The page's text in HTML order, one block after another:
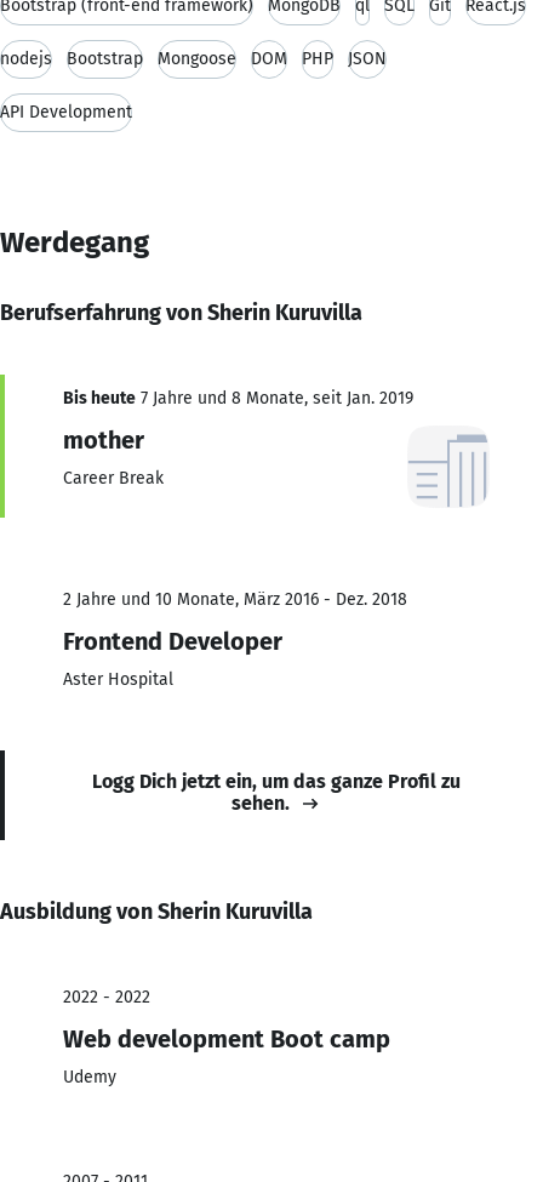
Bootstrap (front-end framework) MongoDB ql SQL Git React.js
nodejs Bootstrap Mongoose DOM PHP JSON
API Development
Werdegang
Berufserfahrung von Sherin Kuruvilla
Bis heute 7 Jahre und 8 Monate, seit Jan. 2019
mother
Career Break
2 Jahre und 10 Monate, März 2016 - Dez. 2018
Frontend Developer
Aster Hospital
Logg Dich jetzt ein, um das ganze Profil zu
sehen.
Ausbildung von Sherin Kuruvilla
2022 - 2022
Web development Boot camp
Udemy